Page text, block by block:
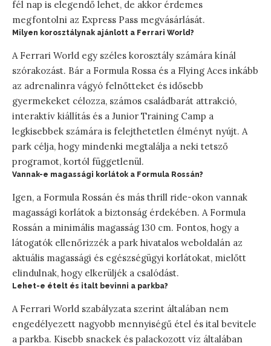
fél nap is elegendő lehet, de akkor érdemes
megfontolni az Express Pass megvásárlását.
Milyen korosztálynak ajánlott a Ferrari World?
A Ferrari World egy széles korosztály számára kínál
szórakozást. Bár a Formula Rossa és a Flying Aces inkább
az adrenalinra vágyó felnőtteket és idősebb
gyermekeket célozza, számos családbarát attrakció,
interaktív kiállítás és a Junior Training Camp a
legkisebbek számára is felejthetetlen élményt nyújt. A
park célja, hogy mindenki megtalálja a neki tetsző
programot, kortól függetlenül.
Vannak-e magassági korlátok a Formula Rossán?
Igen, a Formula Rossán és más thrill ride-okon vannak
magassági korlátok a biztonság érdekében. A Formula
Rossán a minimális magasság 130 cm. Fontos, hogy a
látogatók ellenőrizzék a park hivatalos weboldalán az
aktuális magassági és egészségügyi korlátokat, mielőtt
elindulnak, hogy elkerüljék a csalódást.
Lehet-e ételt és italt bevinni a parkba?
A Ferrari World szabályzata szerint általában nem
engedélyezett nagyobb mennyiségű étel és ital bevitele
a parkba. Kisebb snackek és palackozott víz általában